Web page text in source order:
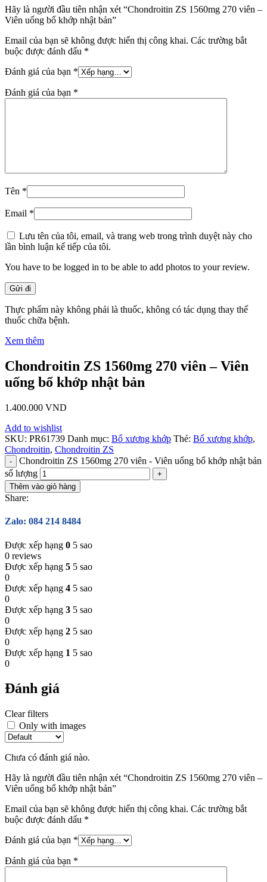
Hãy là người đầu tiên nhận xét “Chondroitin ZS 1560mg 270 viên –
Viên uống bổ khớp nhật bản”
Email của bạn sẽ không được hiển thị công khai. Các trường bắt
buộc được đánh dấu *
Đánh giá của bạn *
Đánh giá của bạn *
Tên *
Email *
Lưu tên của tôi, email, và trang web trong trình duyệt này cho
lần bình luận kế tiếp của tôi.
You have to be logged in to be able to add photos to your review.
Thực phẩm này không phải là thuốc, không có tác dụng thay thế
thuốc chữa bệnh.
Xem thêm
Chondroitin ZS 1560mg 270 viên – Viên
uống bổ khớp nhật bản
1.400.000 VND
Add to wishlist
SKU: PR61739 Danh mục: Bổ xương khớp Thẻ: Bổ xương khớp,
Chondroitin, Chondroitin ZS
Chondroitin ZS 1560mg 270 viên - Viên uống bổ khớp nhật bản
số lượng
Thêm vào giỏ hàng
Share:
Zalo: 084 214 8484
Được xếp hạng 0 5 sao
0 reviews
Được xếp hạng 5 5 sao
0
Được xếp hạng 4 5 sao
0
Được xếp hạng 3 5 sao
0
Được xếp hạng 2 5 sao
0
Được xếp hạng 1 5 sao
0
Đánh giá
Clear filters
Only with images
Chưa có đánh giá nào.
Hãy là người đầu tiên nhận xét “Chondroitin ZS 1560mg 270 viên –
Viên uống bổ khớp nhật bản”
Email của bạn sẽ không được hiển thị công khai. Các trường bắt
buộc được đánh dấu *
Đánh giá của bạn *
Đánh giá của bạn *